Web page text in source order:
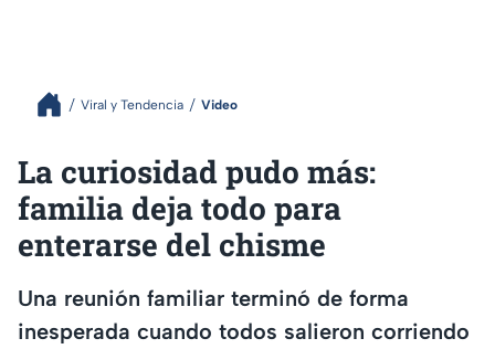
Viral y Tendencia Video
La curiosidad pudo más:
familia deja todo para
enterarse del chisme
Una reunión familiar terminó de forma
inesperada cuando todos salieron corriendo